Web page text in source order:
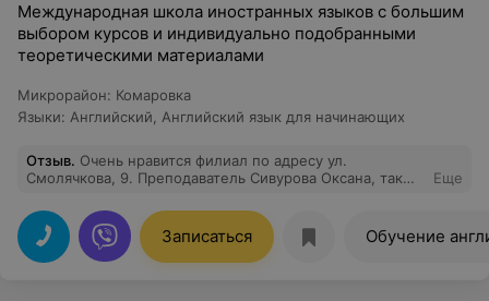
Международная школа иностранных языков с большим
выбором курсов и индивидуально подобранными
теоретическими материалами
Микрорайон: Комаровка
Языки: Английский Английский язык для начинающих
Отзыв. Очень нравится филиал по адресу ул.
Смолячкова, 9. Преподаватель Сивурова Оксана, так
Еще
Записаться Обучение